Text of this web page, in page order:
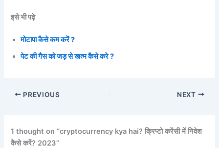
इसे भी पढ़े
मोटापा कैसे कम करें ?
पेट की गैस को जड़ से खत्म कैसे करे ?
PREVIOUS NEXT
1 thought on “cryptocurrency kya hai? क्रिप्टो करेंसी में निवेश
कैसे करें? 2023”